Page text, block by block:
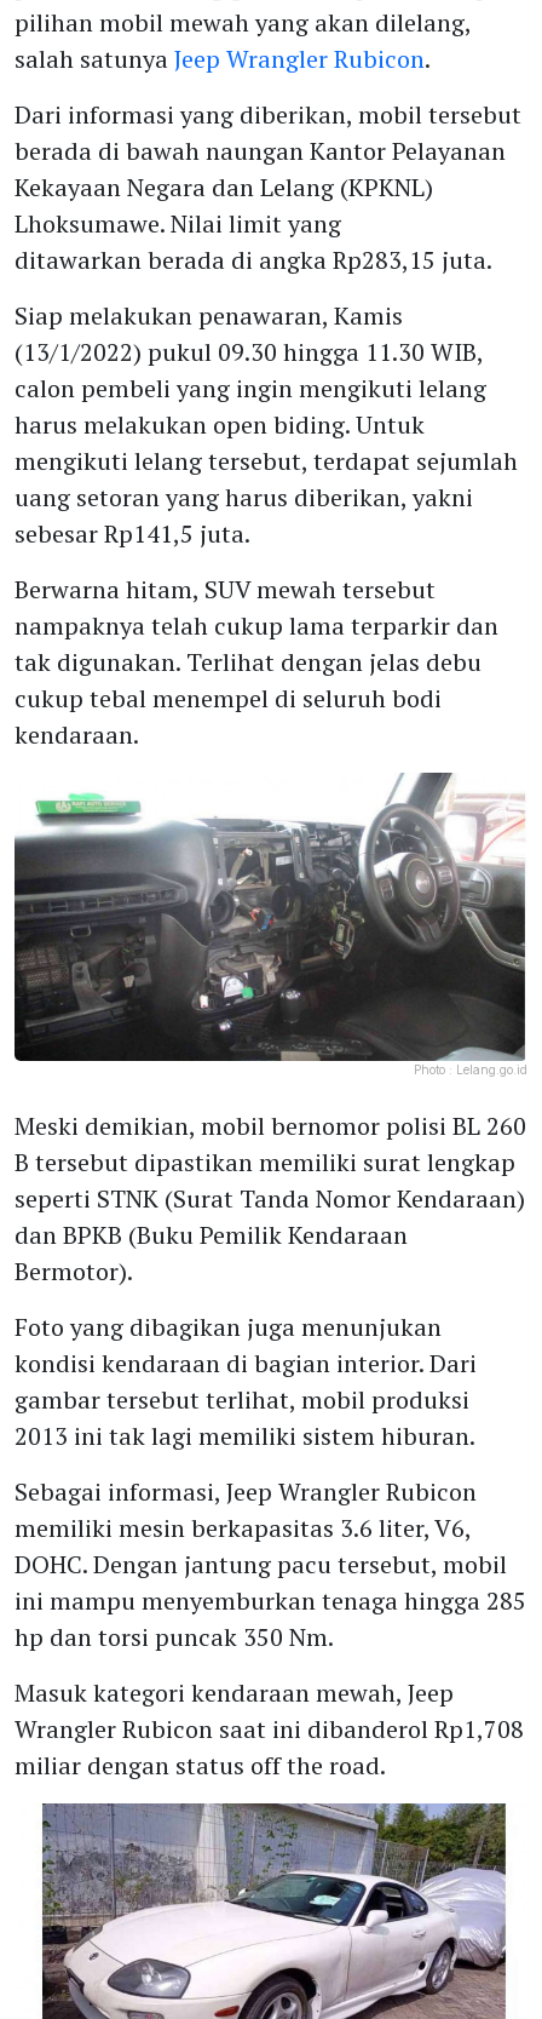
pilihan mobil mewah yang akan dilelang,
salah satunyaJeep Wrangler Rubicon.
Dari informasi yang diberikan, mobil tersebut
berada di bawah naungan Kantor Pelayanan
Kekayaan Negara dan Lelang (KPKNL)
Lhoksumawe. Nilai limit yang
ditawarkan berada di angka Rp283,15 juta.
Siap melakukan penawaran, Kamis
(13/1/2022) pukul 09.30 hingga 11.30 WIB,
calon pembeli yang ingin mengikuti lelang
harus melakukan open biding. Untuk
mengikuti lelang tersebut, terdapat sejumlah
uang setoran yang harus diberikan, yakni
sebesar Rp141,5 juta.
Berwarna hitam, SUV mewah tersebut
nampaknya telah cukup lama terparkir dan
tak digunakan. Terlihat dengan jelas debu
cukup tebal menempel di seluruh bodi
kendaraan.
Photo : Lelang.go.id
Meski demikian, mobil bernomor polisi BL 260
B tersebut dipastikan memiliki surat lengkap
seperti STNK (Surat Tanda Nomor Kendaraan)
dan BPKB (Buku Pemilik Kendaraan
Bermotor).
Foto yang dibagikan juga menunjukan
kondisi kendaraan di bagian interior. Dari
gambar tersebut terlihat, mobil produksi
2013 ini tak lagi memiliki sistem hiburan.
Sebagai informasi, Jeep Wrangler Rubicon
memiliki mesin berkapasitas 3.6 liter, V6,
DOHC. Dengan jantung pacu tersebut, mobil
ini mampu menyemburkan tenaga hingga 285
hp dan torsi puncak 350 Nm.
Masuk kategori kendaraan mewah, Jeep
Wrangler Rubicon saat ini dibanderol Rp1,708
miliar dengan status off the road.